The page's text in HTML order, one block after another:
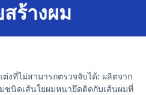
สร้างผม
งที่ไม่สามารถตรวจจับได้: ผลิตจาก
ชนิดเส้นใยผมหนายึดติดกับเส้นผมที่